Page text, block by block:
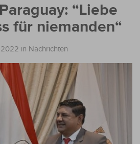
“Liebe
für niemanden“
2022 in Nachrichten